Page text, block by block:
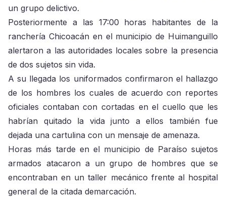
un grupo delictivo.
Posteriormente a las 17:00 horas habitantes de la
ranchería Chicoacán en el municipio de Huimanguillo
alertaron a las autoridades locales sobre la presencia
de dos sujetos sin vida.
A su llegada los uniformados confirmaron el hallazgo
de los hombres los cuales de acuerdo con reportes
oficiales contaban con cortadas en el cuello que les
habrían quitado la vida junto a ellos también fue
dejada una cartulina con un mensaje de amenaza.
Horas más tarde en el municipio de Paraíso sujetos
armados atacaron a un grupo de hombres que se
encontraban en un taller mecánico frente al hospital
general de la citada demarcación.